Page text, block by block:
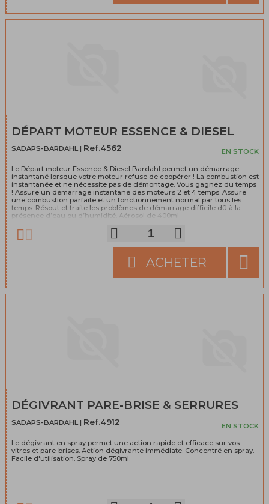
DÉPART MOTEUR ESSENCE & DIESEL
SADAPS-BARDAHL | Ref.4562 EN STOCK
Le Départ moteur Essence & Diesel Bardahl permet un démarrage
instantané lorsque votre moteur refuse de coopérer ! La combustion est
instantanée et ne nécessite pas de démontage. Vous gagnez du temps
! Assure un démarrage instantané des moteurs 2 et 4 temps. Assure
une combustion parfaite et un fonctionnement normal par tous les
temps. Résout et traite les problèmes de démarrage difficile dû à la
présence d’eau ou d’humidité. Aérosol de 400ml.
ACHETER
DÉGIVRANT PARE-BRISE & SERRURES
SADAPS-BARDAHL | Ref.4912 EN STOCK
Le dégivrant en spray permet une action rapide et efficace sur vos
vitres et pare-brises. Action dégivrante immédiate. Concentré en spray.
Facile d'utilisation. Spray de 750ml.